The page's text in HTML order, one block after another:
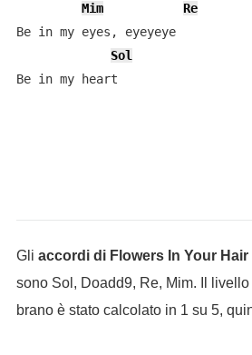
Mim
Re
Be in my eyes, eyeyeye
Sol
Be in my heart
Gli accordi di Flowers In Your Hair
sono Sol, Doadd9, Re, Mim. Il
brano è stato calcolato in 1 su 5,